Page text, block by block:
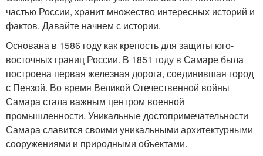
частью России, хранит множество интересных историй и
фактов. Давайте начнем с истории.
Основана в 1586 году как крепость для защиты юго-
восточных границ России. В 1851 году в Самаре была
построена первая железная дорога, соединившая город
с Пензой. Во время Великой Отечественной войны
Самара стала важным центром военной
промышленности. Уникальные достопримечательности
Самара славится своими уникальными архитектурными
сооружениями и природными объектами.